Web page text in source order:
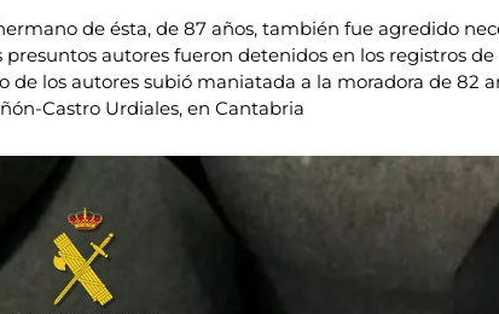
de ésta, de 87 años, también fue agredido
presuntos autores fueron detenidos en los registros
de los autores subió maniatada a la moradora de 82
Castro Urdiales, en Cantabria